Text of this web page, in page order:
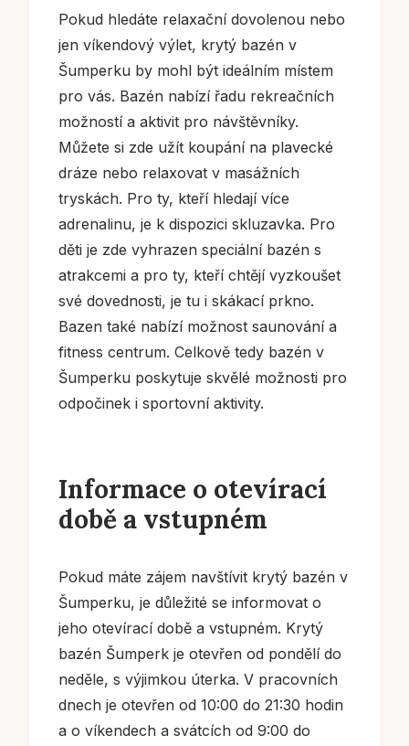
Pokud hledáte relaxační dovolenou nebo
jen víkendový výlet, krytý bazén v
Šumperku by mohl být ideálním místem
pro vás. Bazén nabízí řadu rekreačních
možností a aktivit pro návštěvníky.
Můžete si zde užít koupání na plavecké
dráze nebo relaxovat v masážních
tryskách. Pro ty, kteří hledají více
adrenalinu, je k dispozici skluzavka. Pro
děti je zde vyhrazen speciální bazén s
atrakcemi a pro ty, kteří chtějí vyzkoušet
své dovednosti, je tu i skákací prkno.
Bazen také nabízí možnost saunování a
fitness centrum. Celkově tedy bazén v
Šumperku poskytuje skvělé možnosti pro
odpočinek i sportovní aktivity.
Informace o otevírací
době a vstupném
Pokud máte zájem navštívit krytý bazén v
Šumperku, je důležité se informovat o
jeho otevírací době a vstupném. Krytý
bazén Šumperk je otevřen od pondělí do
neděle, s výjimkou úterka. V pracovních
dnech je otevřen od 10:00 do 21:30 hodin
a o víkendech a svátcích od 9:00 do